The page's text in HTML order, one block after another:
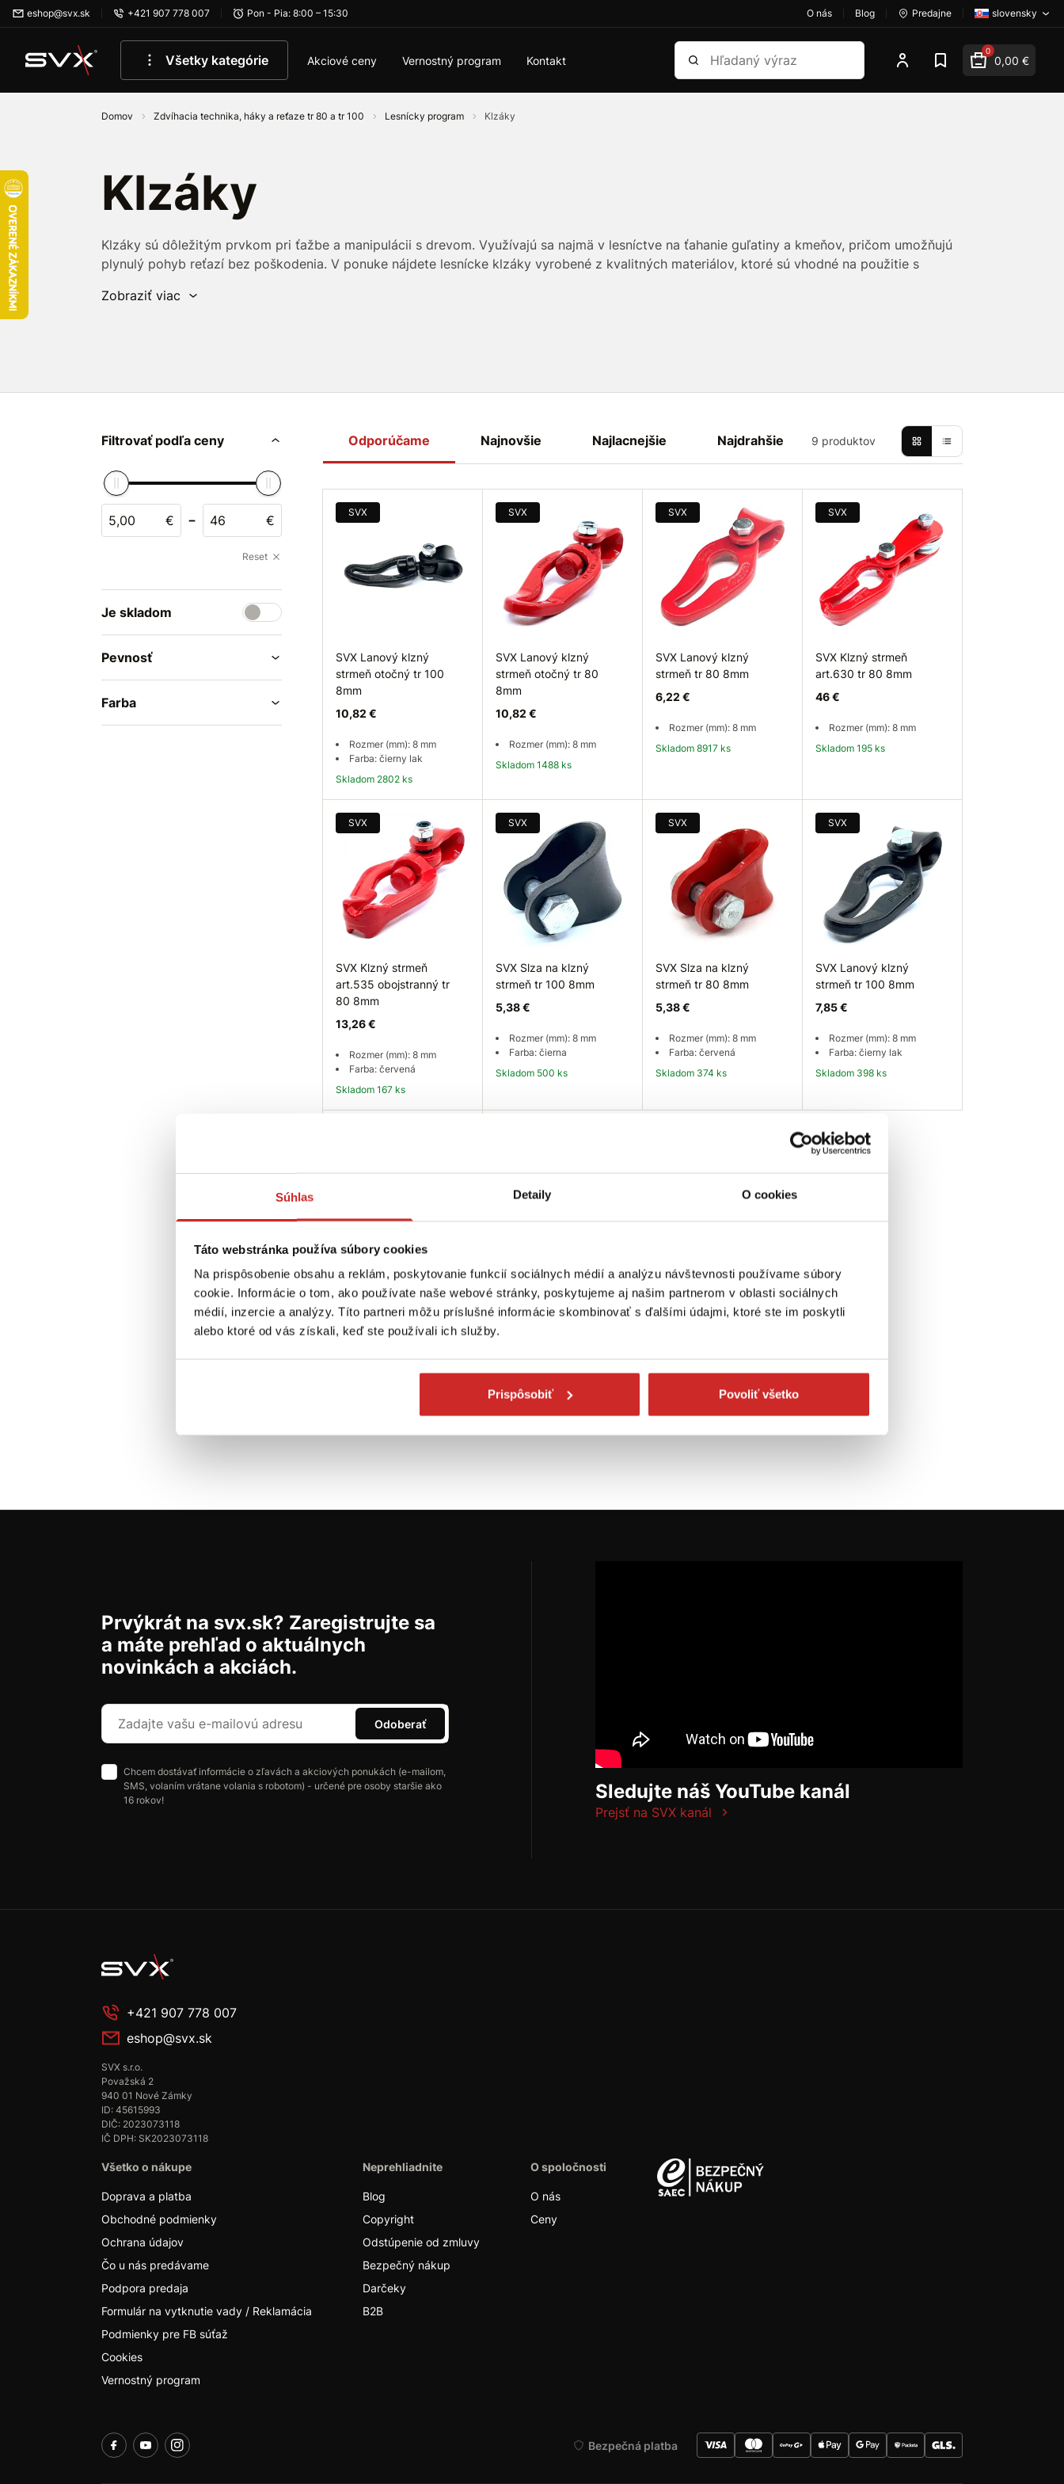
Súhlas Detaily O cookies
Táto webstránka používa súbory cookies
Na prispôsobenie obsahu a reklám, poskytovanie funkcií sociálnych médií a analýzu návštevnosti používame súbory
cookie. Informácie o tom, ako používate naše webové stránky, poskytujeme aj našim partnerom v oblasti sociálnych
médií, inzercie a analýzy. Títo partneri môžu príslušné informácie skombinovať s ďalšími údajmi, ktoré ste im poskytli
alebo ktoré od vás získali, keď ste používali ich služby.
Prispôsobiť Povoliť všetko
Preskočiť na hlavný obsah
eshop@svx.sk +421 907 778 007 Pon - Pia: 8:00 – 15:30 O nás Blog Predajne slovensky
Všetky kategórie Akciové ceny Vernostný program Kontakt
Vyhľadať 0
0,00 €
Domov Zdvíhacia technika, háky a reťaze tr 80 a tr 100 Lesnícky program Klzáky
Klzáky
Klzáky sú dôležitým prvkom pri ťažbe a manipulácii s drevom. Využívajú sa najmä v lesníctve na ťahanie guľatiny a kmeňov, pričom umožňujú
plynulý pohyb reťazí bez poškodenia. V ponuke nájdete lesnícke klzáky vyrobené z kvalitných materiálov, ktoré sú vhodné na použitie s
Zobraziť viac
Filtrovať podľa ceny
€ - €
Reset
Je skladom
Pevnosť
Farba
Odporúčame Najnovšie Najlacnejšie Najdrahšie 9 produktov
SVX
SVX Lanový klzný
strmeň otočný tr 100
8mm
10,82 €
Rozmer (mm): 8 mm
Farba: čierny lak
Skladom 2802 ks
Do košíka
SVX
SVX Lanový klzný
strmeň otočný tr 80
8mm
10,82 €
Rozmer (mm): 8 mm
Skladom 1488 ks
Do košíka
SVX
SVX Lanový klzný
strmeň tr 80 8mm
6,22 €
Rozmer (mm): 8 mm
Skladom 8917 ks
Do košíka
SVX
SVX Klzný strmeň
art.630 tr 80 8mm
46 €
Rozmer (mm): 8 mm
Skladom 195 ks
Do košíka
SVX
SVX Klzný strmeň
art.535 obojstranný tr
80 8mm
13,26 €
Rozmer (mm): 8 mm
Farba: červená
Skladom 167 ks
SVX
SVX Slza na klzný
strmeň tr 100 8mm
5,38 €
Rozmer (mm): 8 mm
Farba: čierna
Skladom 500 ks
SVX
SVX Slza na klzný
strmeň tr 80 8mm
5,38 €
Rozmer (mm): 8 mm
Farba: červená
Skladom 374 ks
SVX
SVX Lanový klzný
strmeň tr 100 8mm
7,85 €
Rozmer (mm): 8 mm
Farba: čierny lak
Skladom 398 ks
SVX Klzný strmeň
art.061 obojstranný tr80
8mm
7,85 €
Do košíka
Prvýkrát na svx.sk? Zaregistrujte sa
a máte prehľad o aktuálnych
novinkách a akciách.
Odoberať
Chcem dostávať informácie o zľavách a akciových ponukách (e-mailom,
SMS, volaním vrátane volania s robotom) - určené pre osoby staršie ako
16 rokov!
Sledujte náš YouTube kanál
Prejsť na SVX kanál
+421 907 778 007
eshop@svx.sk
SVX s.r.o.
Považská 2
940 01 Nové Zámky
ID: 45615993
DIČ: 2023073118
IČ DPH: SK2023073118
Všetko o nákupe
Doprava a platba
Obchodné podmienky
Ochrana údajov
Čo u nás predávame
Podpora predaja
Formulár na vytknutie vady / Reklamácia
Podmienky pre FB súťaž
Cookies
Vernostný program
Neprehliadnite
Blog
Copyright
Odstúpenie od zmluvy
Bezpečný nákup
Darčeky
B2B
O spoločnosti
O nás
Ceny
Bezpečná platba